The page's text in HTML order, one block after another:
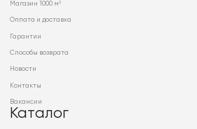
Магазин 1000 м²
Оплата и доставка
Гарантии
Способы возврата
Новости
Контакты
Вакансии
Каталог